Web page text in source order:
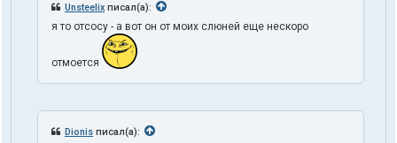
Unsteelix писал(а):
я то отсосу - а вот он от моих слюней еще нескоро
отмоется
Dionis писал(а):